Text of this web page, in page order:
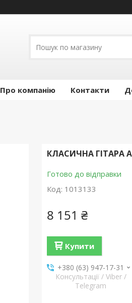
Про компанію Контакти
КЛАСИЧНА ГІТАРА
Готово до відправки
Код: 1013133
8 151 ₴
Купити
+380 (63) 947-17-31
Консультації / Viber /
Telegram